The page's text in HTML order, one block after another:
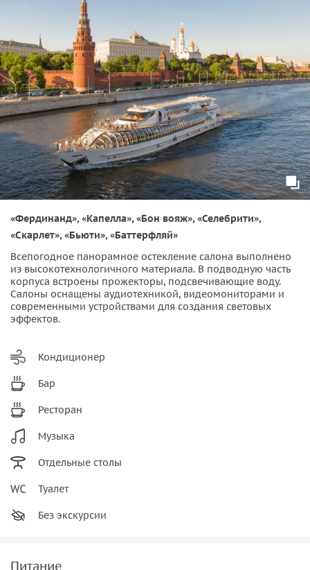
«Фердинанд», «Капелла», «Бон вояж», «Селебрити»,
«Скарлет», «Бьюти», «Баттерфляй»
Всепогодное панорамное остекление салона выполнено
из высокотехнологичного материала. В подводную часть
корпуса встроены прожекторы, подсвечивающие воду.
Салоны оснащены аудиотехникой, видеомониторами и
современными устройствами для создания световых
эффектов.
Кондиционер
Бар
Ресторан
Музыка
Отдельные столы
Туалет
Без экскурсии
Питание